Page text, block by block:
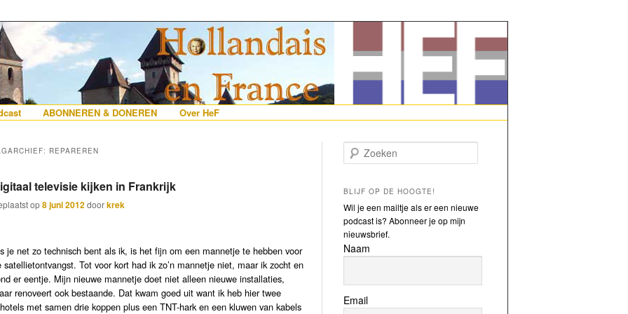
die iets met Frankrijk hebben
ABONNEREN & DONEREN Over HeF
REPAREREN
televisie kijken in Frankrijk
op8 juni 2012doorkrek
je net zo technisch bent als ik, is het fijn om een mannetje te hebben voor
satellietontvangst. Tot voor kort had ik zo’n mannetje niet, maar ik zocht en
er eentje. Mijn nieuwe mannetje doet niet alleen nieuwe installaties,
renoveert ook bestaande. Dat kwam goed uit want ik heb hier twee
met samen drie koppen plus een TNT-hark en een kluwen van kabels
Zoeken
BLIJF OP DE HOOGTE!
Wil je een mailtje als er een nieuwe
podcast is? Abonneer je op mijn
nieuwsbrief.
Naam
Email